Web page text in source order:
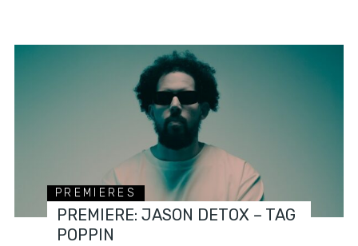
PREMIERES
PREMIERE: JASON DETOX – TAG
POPPIN